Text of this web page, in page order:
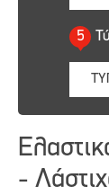
5
-